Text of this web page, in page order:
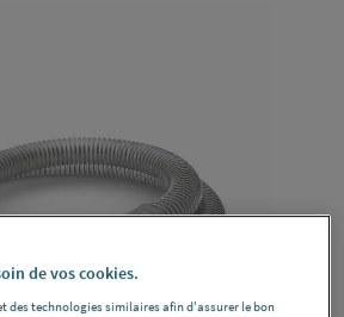
de vos cookies.
des technologies similaires afin d'assurer le bon